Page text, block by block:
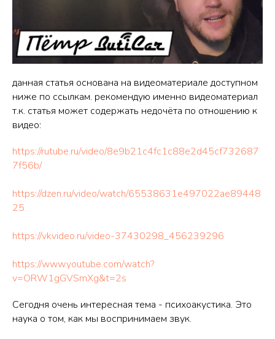
данная статья основана на видеоматериале доступном
ниже по ссылкам. рекомендую именно видеоматериал
т.к. статья может содержать недочёта по отношению к
видео:
https://rutube.ru/video/8e9b21c4fc1c88e2d45cf732687
7f56b/
https://dzen.ru/video/watch/65538631e497022ae89448
25
https://vkvideo.ru/video-37430298_456239296
https://www.youtube.com/watch?
v=ORW1gGVSmXg&t=2s
Сегодня очень интересная тема - психоакустика. Это
наука о том, как мы воспринимаем звук.